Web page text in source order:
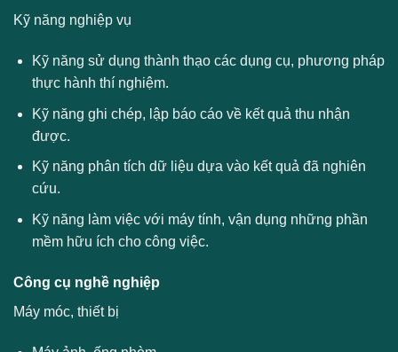
Kỹ năng nghiệp vụ
Kỹ năng sử dụng thành thạo các dụng cụ, phương pháp
thực hành thí nghiệm.
Kỹ năng ghi chép, lập báo cáo về kết quả thu nhận
được.
Kỹ năng phân tích dữ liệu dựa vào kết quả đã nghiên
cứu.
Kỹ năng làm việc với máy tính, vận dụng những phần
mềm hữu ích cho công việc.
Công cụ nghề nghiệp
Máy móc, thiết bị